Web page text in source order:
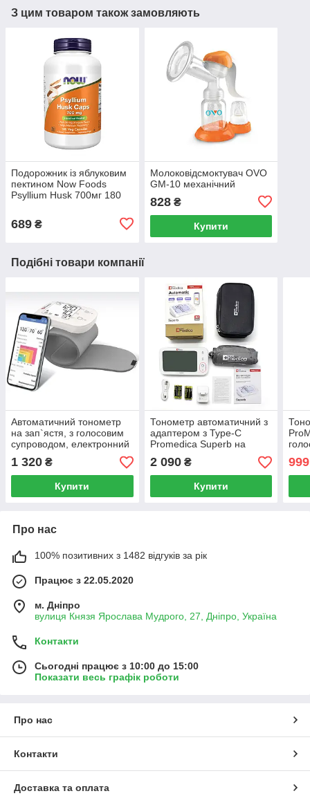
З цим товаром також замовляють
Подорожник із яблуковим
пектином Now Foods
Psyllium Husk 700мг 180
689 ₴
Молоковідсмоктувач OVO
GM-10 механічний
828₴
Купити
Подібні товари компанії
Автоматичний тонометр
на зап`ястя, з голосовим
супроводом, електронний
вимірник тиску, Promedica
Bangle Smart. Наручний
тонометр
1 320 ₴
Купити
Тонометр автоматичний з
адаптером з Type-C
Promedica Superb на
плече, апарат для тиску,
точный тонометр.
тискомір
2 090₴
Купити
999
Про нас
100% позитивних з 1482 відгуків за рік
Працює з 22.05.2020
м. Дніпро
вулиця Князя Ярослава Мудрого, 27, Дніпро, Україна
Контакти
Сьогодні працює з 10:00 до 15:00
Показати весь графік роботи
Про нас
Контакти
Доставка та оплата